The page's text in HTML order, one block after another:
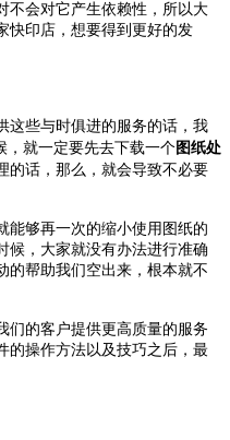
不会对它产生依赖性，所以大
快印店，想要得到更好的发
这些与时俱进的服务的话，我
，就一定要先去下载一个图纸处
的话，那么，就会导致不必要
能够再一次的缩小使用图纸的
候，大家就没有办法进行准确
的帮助我们空出来，根本就不
们的客户提供更高质量的服务
的操作方法以及技巧之后，最